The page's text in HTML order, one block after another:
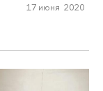
17 июня 2020